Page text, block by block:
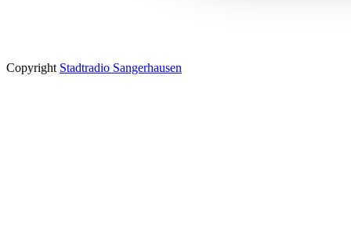
Copyright Stadtradio Sangerhausen